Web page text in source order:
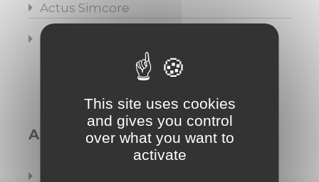
Actus Simcore
Conseils
ARTICLES RÉCENTS
This site uses cookies
and gives you control
over what you want to
activate